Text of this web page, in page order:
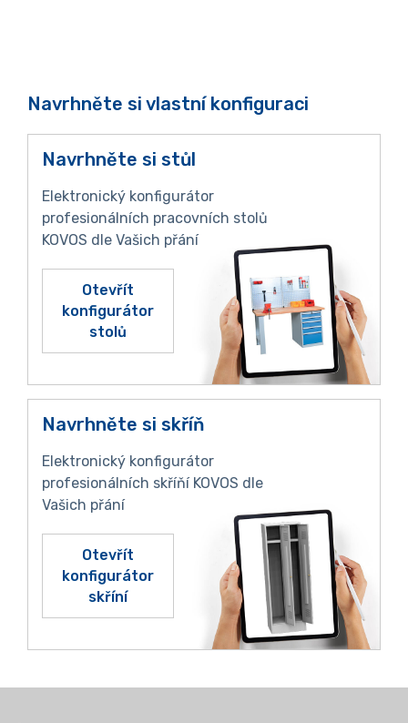
Navrhněte si vlastní konfiguraci
Navrhněte si stůl
Elektronický konfigurátor
profesionálních pracovních stolů
KOVOS dle Vašich přání
Otevřít
konfigurátor
stolů
Navrhněte si skříň
Elektronický konfigurátor
profesionálních skříňí KOVOS dle
Vašich přání
Otevřít
konfigurátor
skříní